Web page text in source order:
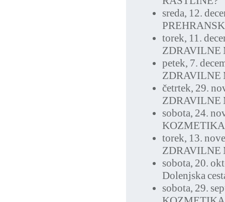
sreda, 12.
torek, 11.
ZDRAVILNE
petek, 7.
ZDRAVILNE
četrtek, 29.
ZDRAVILNE
sobota, 24.
KOZMETIKA
torek, 13.
ZDRAVILNE
sobota, 20.
Dolenjska
sobota, 29.